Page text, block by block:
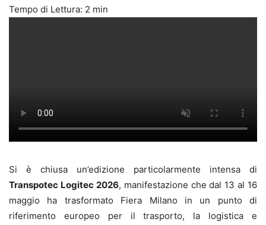
Si è chiusa un’edizione particolarmente intensa di
Transpotec Logitec 2026, manifestazione che dal 13 al 16
maggio ha trasformato Fiera Milano in un punto di
riferimento europeo per il trasporto, la logistica e